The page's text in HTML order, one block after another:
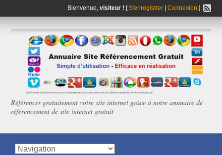
Bienvenue, visiteur ! [S'enregistrer| Connexion ]
Référencer gratuitement votre site internet grâce à notre annuaire de
référencement de site internet gratuit